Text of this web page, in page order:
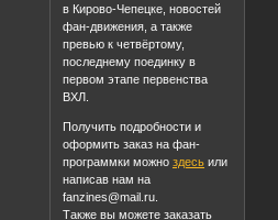
в Кирово-Чепецке, новостей
фан-движения, а также
превью к четвёртому,
последнему поединку в
первом этапе первенства
ВХЛ.
Получить подробности и
оформить заказ на фан-
программки можноздесь или
написав нам на
fanzines@mail.ru.
Также вы можете заказать